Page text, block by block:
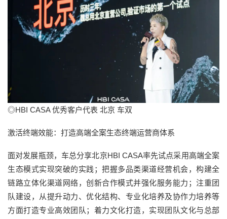
◎HBI CASA 优秀客户代表 北京 车双
激活终端效能：打造高端全案生态终端运营商体系
面对发展瓶颈，车总分享北京HBI CASA率先试点采用高端全案
生态模式实现突破的实践；把握多品类渠道经营机会，构建全
链路立体化渠道网络，创新合作模式并强化服务能力；注重团
队建设，从提升动力、优化结构、专业化培养及协作力培养等
方面打造专业高效团队；着力文化打造，实现团队文化与总部